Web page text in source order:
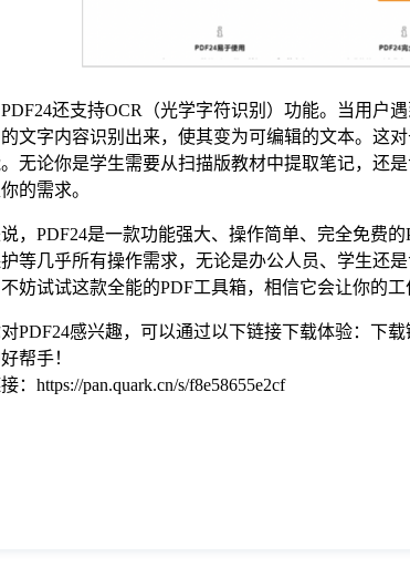
还支持OCR（光学字符识别）功能。当用户
文字内容识别出来，使其变为可编辑的文本。这
无论你是学生需要从扫描版教材中提取笔记，还
的需求。
，PDF24是一款功能强大、操作简单、完全免费
等几乎所有操作需求，无论是办公人员、学生还
妨试试这款全能的PDF工具箱，相信它会让你的工
PDF24感兴趣，可以通过以下链接下载体验：下
帮手！
：https://pan.quark.cn/s/f8e58655e2cf